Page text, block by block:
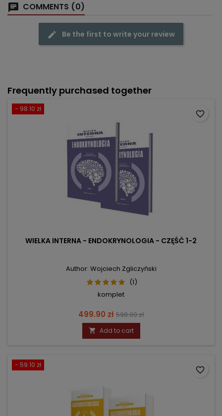
COMMENTS (0)
Be the first to write your review
Frequently purchased together
- 98.10 zł
WIELKA INTERNA - ENDOKRYNOLOGIA - CZĘŚĆ 1-2
Author: Wojciech Zgliczyński
(1)
komplet
Price
499.90 zł Regular
price
598.00 zł
 Add to cart
favorite_border
- 59.10 zł
favorite_border